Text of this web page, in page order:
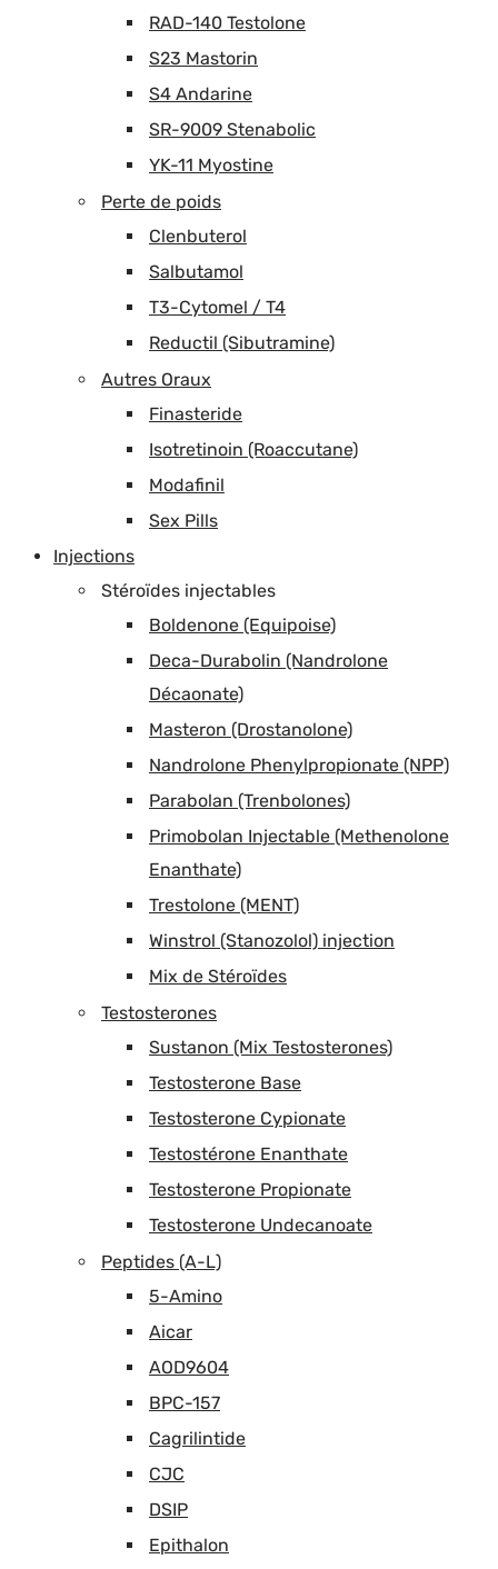
RAD-140 Testolone
S23 Mastorin
S4 Andarine
SR-9009 Stenabolic
YK-11 Myostine
Perte de poids
Clenbuterol
Salbutamol
T3-Cytomel / T4
Reductil (Sibutramine)
Autres Oraux
Finasteride
Isotretinoin (Roaccutane)
Modafinil
Sex Pills
Injections
Stéroïdes injectables
Boldenone (Equipoise)
Deca-Durabolin (Nandrolone
Décaonate)
Masteron (Drostanolone)
Nandrolone Phenylpropionate (NPP)
Parabolan (Trenbolones)
Primobolan Injectable (Methenolone
Enanthate)
Trestolone (MENT)
Winstrol (Stanozolol) injection
Mix de Stéroïdes
Testosterones
Sustanon (Mix Testosterones)
Testosterone Base
Testosterone Cypionate
Testostérone Enanthate
Testosterone Propionate
Testosterone Undecanoate
Peptides (A-L)
5-Amino
Aicar
AOD9604
BPC-157
Cagrilintide
CJC
DSIP
Epithalon